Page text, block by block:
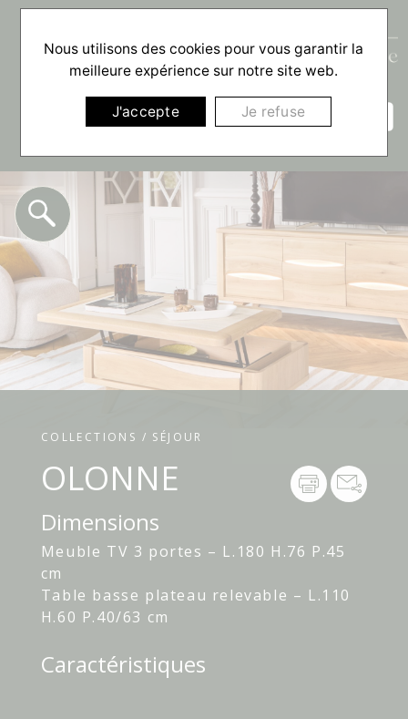
☰
COLLECTIONS / SÉJOUR
OLONNE
Dimensions
Meuble TV 3 portes – L.180 H.76 P.45
cm
Table basse plateau relevable – L.110
H.60 P.40/63 cm
Caractéristiques
Nous utilisons des cookies pour vous garantir la
meilleure expérience sur notre site web.
J'accepte Je refuse